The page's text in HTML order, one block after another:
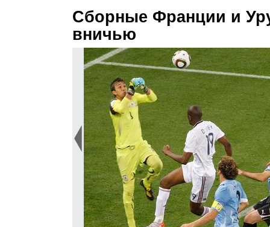
Сборные Франции и
вничью